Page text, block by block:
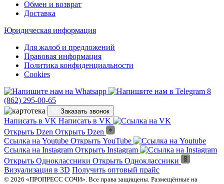
Обмен и возврат
Доставка
Юридическая информация
Для жалоб и предложений
Правовая информация
Политика конфиденциальности
Cookies
8
(862) 295-00-65
Заказать звонок
Написать в VK Написать в VK
Открыть Dzen Открыть Dzen
Ссылка на Youtube Открыть YouTube
Ссылка на Instagram Открыть Instagram
Открыть Одноклассники Открыть Одноклассники
Визуализация в 3D Получить оптовый прайс
© 2026 «ПРОПРЕСС СОЧИ». Все права защищены. Размещённые на